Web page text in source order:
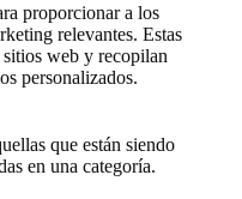
proporcionar a los
relevantes. Estas
sitios web y recopilan
personalizados.
que están siendo
en una categoría.